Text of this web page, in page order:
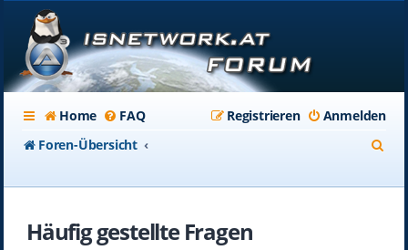
Home FAQ Anmelden
Registrieren
Foren-Übersicht
Häufig gestellte Fragen